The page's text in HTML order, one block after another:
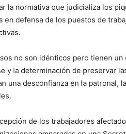
la normativa que judicializa los
en defensa de los puestos de
no son idénticos pero tienen
y la determinación de preservar
una desconfianza en la patronal,
de los trabajadores